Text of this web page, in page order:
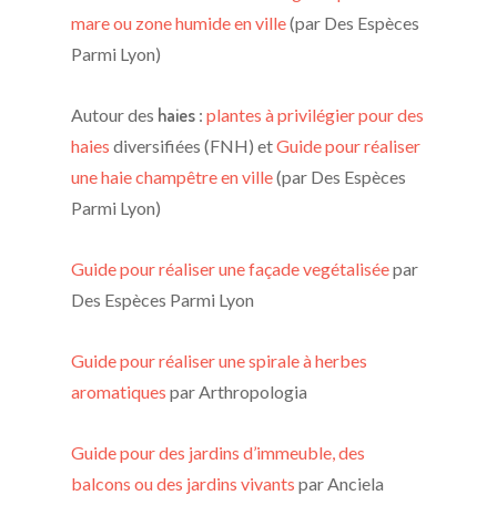
mare ou zone humide en ville(par Des Espèces
Parmi Lyon)
Autour des haies :plantes à privilégier pour des
haies diversifiées (FNH) etGuide pour réaliser
une haie champêtre en ville(par Des Espèces
Parmi Lyon)
Guide pour réaliser une façade vegétaliséepar
Des Espèces Parmi Lyon
Guide pour réaliser une spirale à herbes
aromatiques par Arthropologia
Guide pour des jardins d’immeuble, des
balcons ou des jardins vivants par Anciela